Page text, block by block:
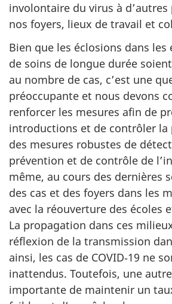
involontaire du virus à d’autres
nos foyers, lieux de travail et
Bien que les éclosions dans
de soins de longue durée
au nombre de cas, c’est une
préoccupante et nous devons
renforcer les mesures afin de
introductions et de contrôler la
des mesures robustes de
prévention et de contrôle de
même, au cours des dernières
des cas et des foyers dans les
avec la réouverture des écoles
La propagation dans ces
réflexion de la transmission
ainsi, les cas de COVID‑19 ne
inattendus. Toutefois, une
importante de maintenir un